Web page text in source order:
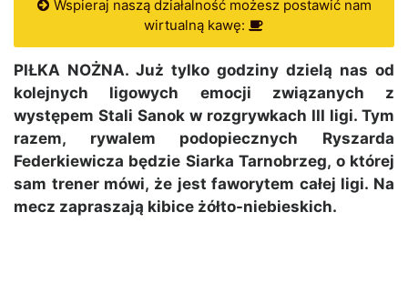
Wspieraj naszą działalność możesz postawić nam
wirtualną kawę:
PIŁKA NOŻNA. Już tylko godziny dzielą nas od
kolejnych ligowych emocji związanych z
występem Stali Sanok w rozgrywkach III ligi. Tym
razem, rywalem podopiecznych Ryszarda
Federkiewicza będzie Siarka Tarnobrzeg, o której
sam trener mówi, że jest faworytem całej ligi. Na
mecz zapraszają kibice żółto-niebieskich.